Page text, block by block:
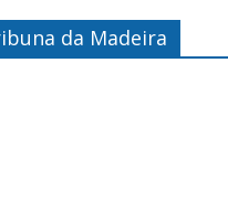
da Madeira